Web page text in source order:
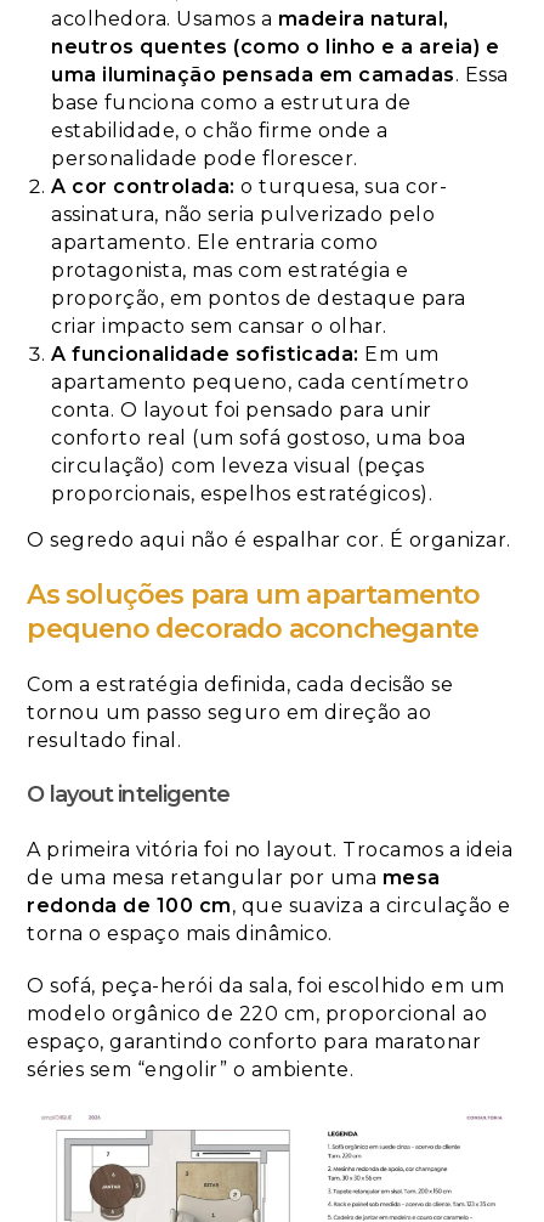
acolhedora. Usamos a madeira natural,
neutros quentes (como o linho e a areia) e
uma iluminação pensada em camadas. Essa
base funciona como a estrutura de
estabilidade, o chão firme onde a
personalidade pode florescer.
A cor controlada: o turquesa, sua cor-
assinatura, não seria pulverizado pelo
apartamento. Ele entraria como
protagonista, mas com estratégia e
proporção, em pontos de destaque para
criar impacto sem cansar o olhar.
A funcionalidade sofisticada: Em um
apartamento pequeno, cada centímetro
conta. O layout foi pensado para unir
conforto real (um sofá gostoso, uma boa
circulação) com leveza visual (peças
proporcionais, espelhos estratégicos).
O segredo aqui não é espalhar cor. É organizar.
As soluções para um apartamento
pequeno decorado aconchegante
Com a estratégia definida, cada decisão se
tornou um passo seguro em direção ao
resultado final.
O layout inteligente
A primeira vitória foi no layout. Trocamos a ideia
de uma mesa retangular por uma mesa
redonda de 100 cm, que suaviza a circulação e
torna o espaço mais dinâmico.
O sofá, peça-herói da sala, foi escolhido em um
modelo orgânico de 220 cm, proporcional ao
espaço, garantindo conforto para maratonar
séries sem “engolir” o ambiente.